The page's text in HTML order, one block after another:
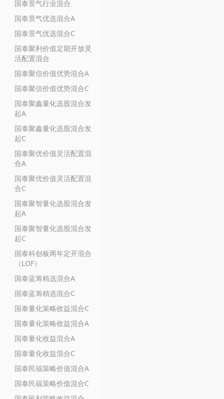
国泰景气行业混合
国泰景气优选混合A
国泰景气优选混合C
国泰聚利价值定期开放灵
活配置混合
国泰聚信价值优势混合A
国泰聚信价值优势混合C
国泰聚鑫量化选股混合发
起A
国泰聚鑫量化选股混合发
起C
国泰聚优价值灵活配置混
合A
国泰聚优价值灵活配置混
合C
国泰聚智量化选股混合发
起A
国泰聚智量化选股混合发
起C
国泰科创板两年定开混合
（LOF）
国泰蓝筹精选混合A
国泰蓝筹精选混合C
国泰量化策略收益混合C
国泰量化策略收益混合A
国泰量化收益混合A
国泰量化收益混合C
国泰民福策略价值混合A
国泰民福策略价值混合C